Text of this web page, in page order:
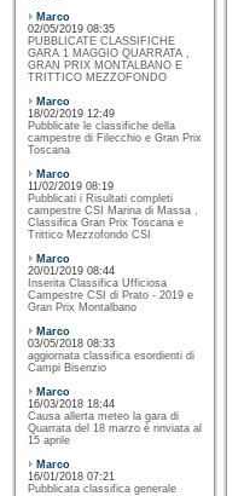
Marco
02/05/2019 08:35
PUBBLICATE CLASSIFICHE
GARA 1 MAGGIO QUARRATA ,
GRAN PRIX MONTALBANO E
TRITTICO MEZZOFONDO
Marco
18/02/2019 12:49
Pubblicate le classifiche della
campestre di Filecchio e Gran Prix
Toscana
Marco
11/02/2019 08:19
Pubblicati i Risultati completi
campestre CSI Marina di Massa ,
Classifica Gran Prix Toscana e
Trittico Mezzofondo CSI
Marco
20/01/2019 08:44
Inserita Classifica Ufficiosa
Campestre CSI di Prato - 2019 e
Gran Prix Montalbano
Marco
03/05/2018 08:33
aggiornata classifica esordienti di
Campi Bisenzio
Marco
16/03/2018 18:44
Causa allerta meteo la gara di
Quarrata del 18 marzo è rinviata al
15 aprile
Marco
16/01/2018 07:21
Pubblicata classifica generale